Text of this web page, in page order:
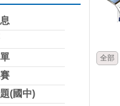
(國中)
全部